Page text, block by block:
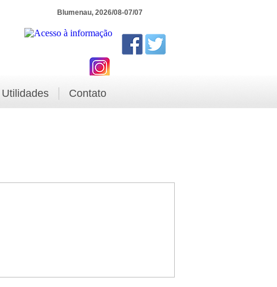
Blumenau, 2026/08-07/07
Utilidades Contato